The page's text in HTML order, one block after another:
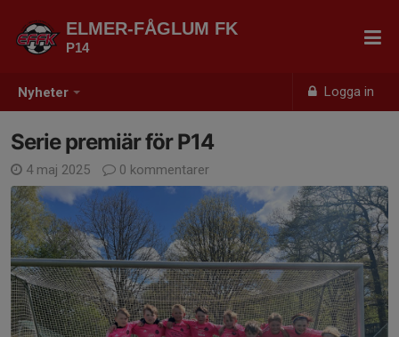
Nyheter Logga in
ELMER-FÅGLUM FK
P14
Serie premiär för P14
4 maj 2025 0 kommentarer